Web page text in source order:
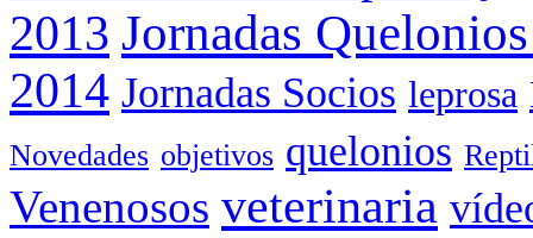
2013 Jornadas
2014 Jornadas Socios leprosa
Novedades objetivos quelonios
Venenosos veterinaria